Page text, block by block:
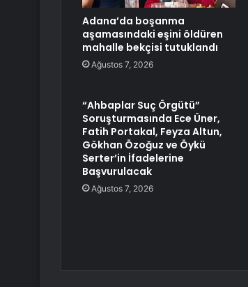
Adana’da boşanma
aşamasındaki eşini öldüren
mahalle bekçisi tutuklandı
Ağustos 7, 2026
“Ahbaplar Suç Örgütü”
Soruşturmasında Ece Üner,
Fatih Portakal, Feyza Altun,
Gökhan Özoğuz ve Öykü
Serter’in İfadelerine
Başvurulacak
Ağustos 7, 2026